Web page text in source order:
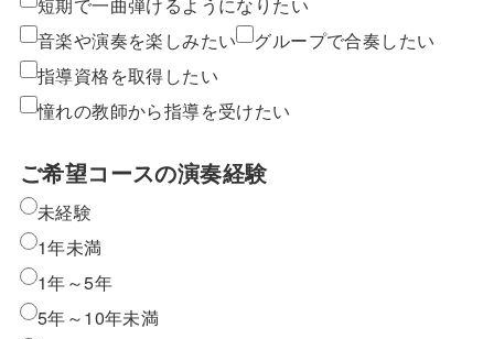
音楽や演奏を楽しみたい
グループで合奏したい
指導資格を取得したい
憧れの教師から指導を受けたい
ご希望コースの演奏経験
未経験
1年未満
1年～5年
5年～10年未満